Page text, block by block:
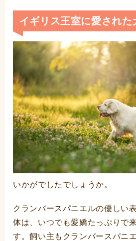
イギリス王室に愛された
いかがでしたでしょうか。
クランバースパニエルの優しい
体は、いつでも愛嬌たっぷりで
す。飼い主もクランバースパニ